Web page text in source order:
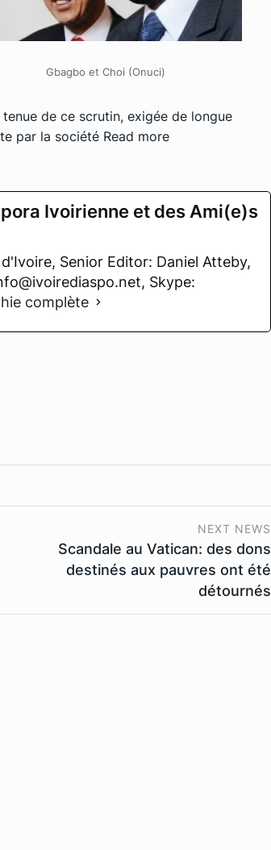
Gbagbo et Choi (Onuci)
tenue de ce scrutin, exigée de longue
par la société Read more
Ivoirienne et des Ami(e)s
Senior Editor: Daniel Atteby,
Skype:
complète
NEXT NEWS
Scandale au Vatican: des dons
destinés aux pauvres ont été
détournés